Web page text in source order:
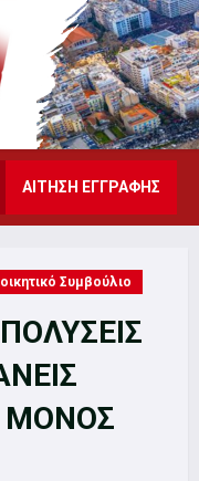
ΑΙΤΗΣΗ ΕΓΓΡΑΦΗΣ
Συμβούλιο
ΜΟΝΟΣ